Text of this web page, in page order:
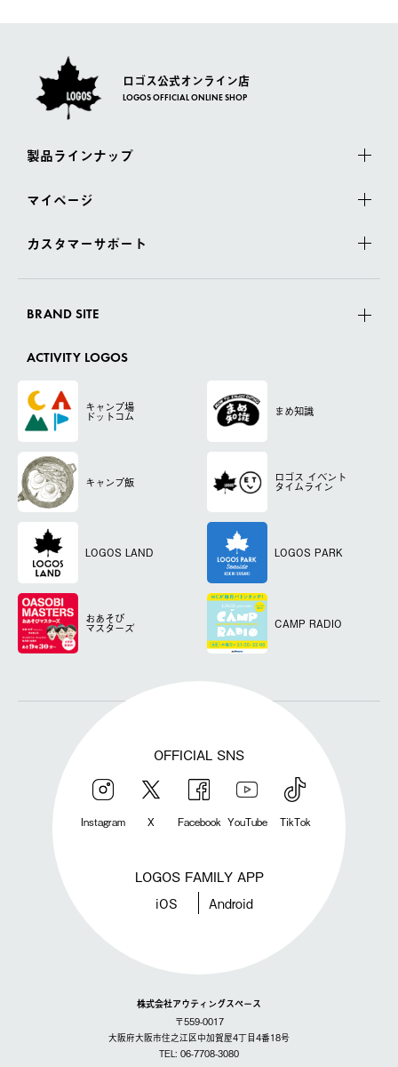
ロゴス公式オンライン店
LOGOS OFFICIAL ONLINE SHOP
製品ラインナップ
マイページ
カスタマーサポート
BRAND SITE
ACTIVITY LOGOS
キャンプ場
ドットコム まめ知識
キャンプ飯 ロゴス イベント
タイムライン
LOGOS LAND LOGOS PARK
おあそび
マスターズ CAMP RADIO
OFFICIAL SNS
Instagram X Facebook YouTube TikTok
LOGOS FAMILY APP
iOS Android
株式会社アウティングスペース
〒559-0017
大阪府大阪市住之江区中加賀屋4丁目4番18号
TEL: 06-7708-3080